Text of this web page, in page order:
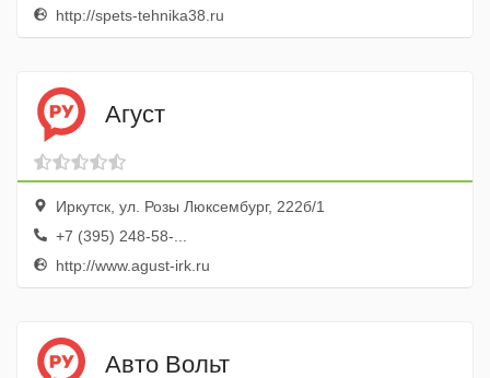
http://spets-tehnika38.ru
Агуст
Иркутск, ул. Розы Люксембург, 222б/1
+7 (395) 248-58-...
http://www.agust-irk.ru
Авто Вольт